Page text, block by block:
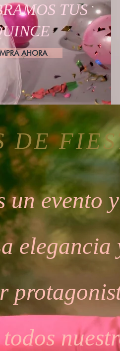
TUS
AHORA
DE
un evento